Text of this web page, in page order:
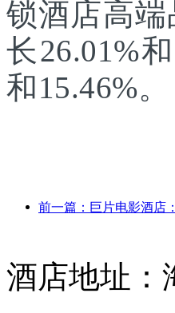
锁酒店高
长26.01%
和15.46%。
酒店地址：